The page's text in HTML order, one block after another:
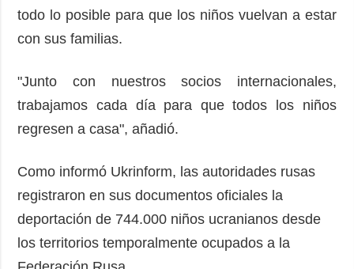
todo lo posible para que los niños vuelvan a estar
con sus familias.
"Junto con nuestros socios internacionales,
trabajamos cada día para que todos los niños
regresen a casa", añadió.
Como informó Ukrinform, las autoridades rusas
registraron en sus documentos oficiales la
deportación de 744.000 niños ucranianos desde
los territorios temporalmente ocupados a la